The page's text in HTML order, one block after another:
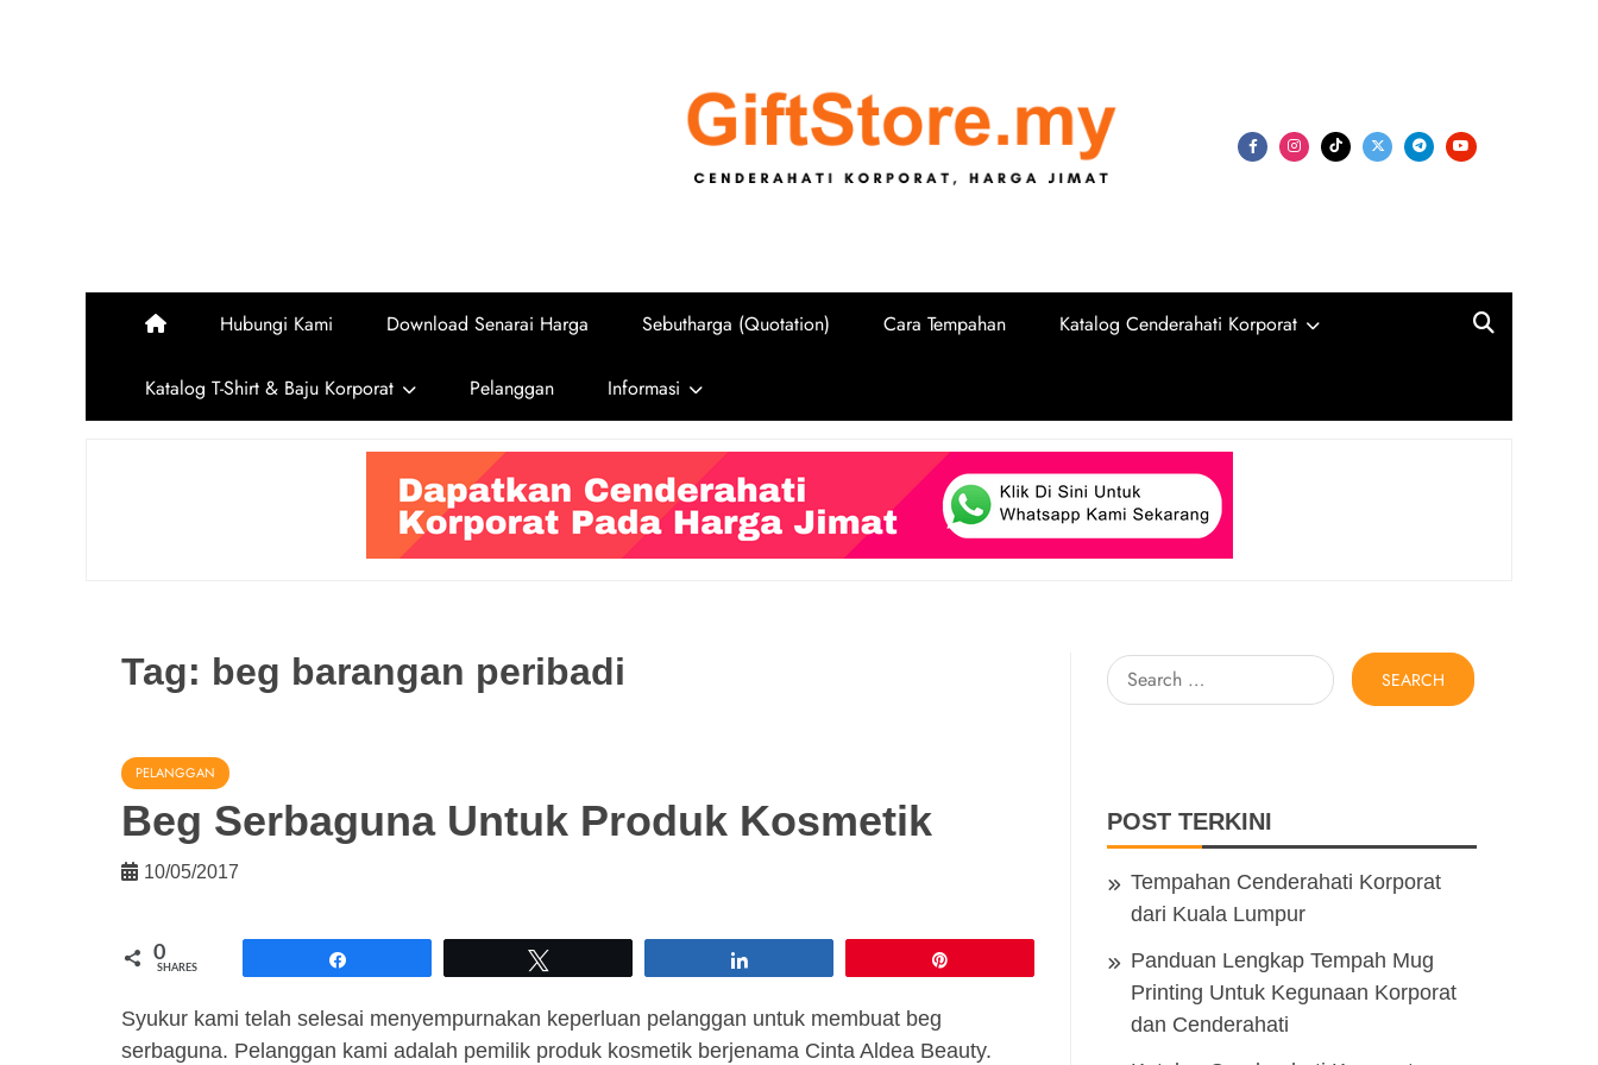
Hubungi Kami Download Senarai Harga Sebutharga (Quotation) Cara Tempahan Katalog Cenderahati Korporat
Katalog T-Shirt & Baju Korporat Pelanggan Informasi
Tag: beg barangan peribadi
PELANGGAN
Beg Serbaguna Untuk Produk Kosmetik
10/05/2017
0
SHARES
Syukur kami telah selesai menyempurnakan keperluan pelanggan untuk membuat beg
serbaguna. Pelanggan kami adalah pemilik produk kosmetik berjenama Cinta Aldea Beauty.
Search
for:
POST TERKINI
Tempahan Cenderahati Korporat
dari Kuala Lumpur
Panduan Lengkap Tempah Mug
Printing Untuk Kegunaan Korporat
dan Cenderahati